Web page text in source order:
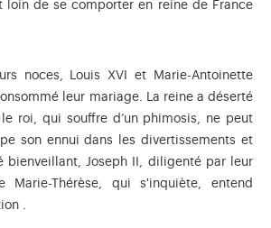
loin de se comporter en reine de France
noces, Louis XVI et Marie-Antoinette
leur mariage. La reine a déserté
roi, qui souffre d’un phimosis, ne peut
son ennui dans les divertissements et
bienveillant, Joseph II, diligenté par leur
Marie-Thérèse, qui s'inquiète, entend
.